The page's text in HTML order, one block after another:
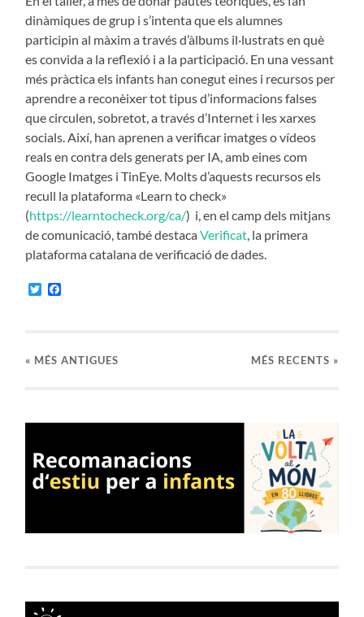
dinàmiques de grup i s’intenta que els alumnes
participin al màxim a través d’àlbums il·lustrats en què
es convida a la reflexió i a la participació. En una vessant
més pràctica els infants han conegut eines i recursos per
aprendre a reconèixer tot tipus d’informacions falses
que circulen, sobretot, a través d’Internet i les xarxes
socials. Així, han aprenen a verificar imatges o vídeos
reals en contra dels generats per IA, amb eines com
Google Imatges i TinEye. Molts d’aquests recursos els
recull la plataforma «Learn to check»
(https://learntocheck.org/ca/) i, en el camp dels mitjans
de comunicació, també destacaVerificat, la primera
plataforma catalana de verificació de dades.
Twitter
« MÉS ANTIGUES MÉS RECENTS »